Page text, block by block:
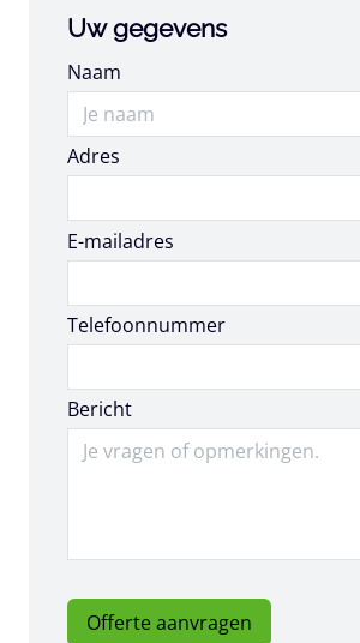
Uw gegevens
Naam
Adres
E-mailadres
E-mailadres
Telefoonnummer
Bericht
Offerte aanvragen